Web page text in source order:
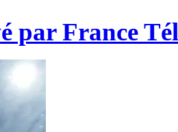
par France